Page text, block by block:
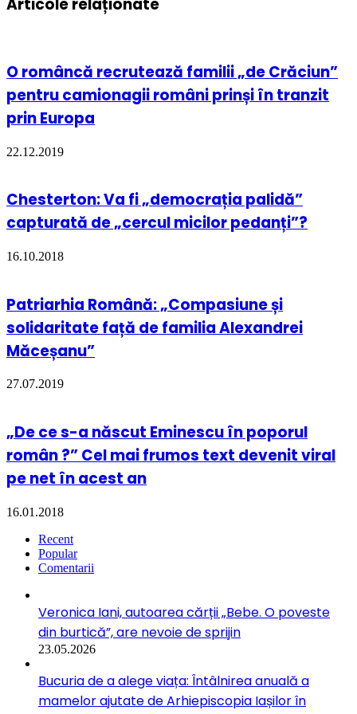
Articole relaționate
O româncă recrutează familii „de Crăciun”
pentru camionagii români prinși în tranzit
prin Europa
22.12.2019
Chesterton: Va fi „democrația palidă”
capturată de „cercul micilor pedanți”?
16.10.2018
Patriarhia Română: „Compasiune și
solidaritate față de familia Alexandrei
Măceșanu”
27.07.2019
„De ce s-a născut Eminescu în poporul
român ?” Cel mai frumos text devenit viral
pe net în acest an
16.01.2018
Recent
Popular
Comentarii
Veronica Iani, autoarea cărții „Bebe. O poveste
din burtică”, are nevoie de sprijin
23.05.2026
Bucuria de a alege viața: Întâlnirea anuală a
mamelor ajutate de Arhiepiscopia Iașilor în